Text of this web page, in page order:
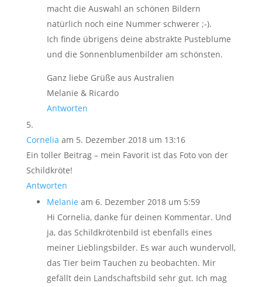
macht die Auswahl an schönen Bildern
natürlich noch eine Nummer schwerer ;-).
Ich finde übrigens deine abstrakte Pusteblume
und die Sonnenblumenbilder am schönsten.
Ganz liebe Grüße aus Australien
Melanie & Ricardo
Antworten
Cornelia am 5. Dezember 2018 um 13:16
Ein toller Beitrag – mein Favorit ist das Foto von der
Schildkröte!
Antworten
Melanie am 6. Dezember 2018 um 5:59
Hi Cornelia, danke für deinen Kommentar. Und
ja, das Schildkrötenbild ist ebenfalls eines
meiner Lieblingsbilder. Es war auch wundervoll,
das Tier beim Tauchen zu beobachten. Mir
gefällt dein Landschaftsbild sehr gut. Ich mag